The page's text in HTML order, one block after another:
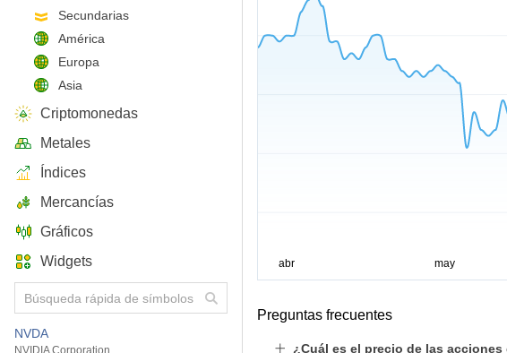
Secundarias
América
Europa
Asia
Criptomonedas
Metales
Índices
Mercancías
Gráficos
Widgets
NVDA
NVIDIA Corporation
Preguntas frecuentes
¿Cuál es el precio de las acciones